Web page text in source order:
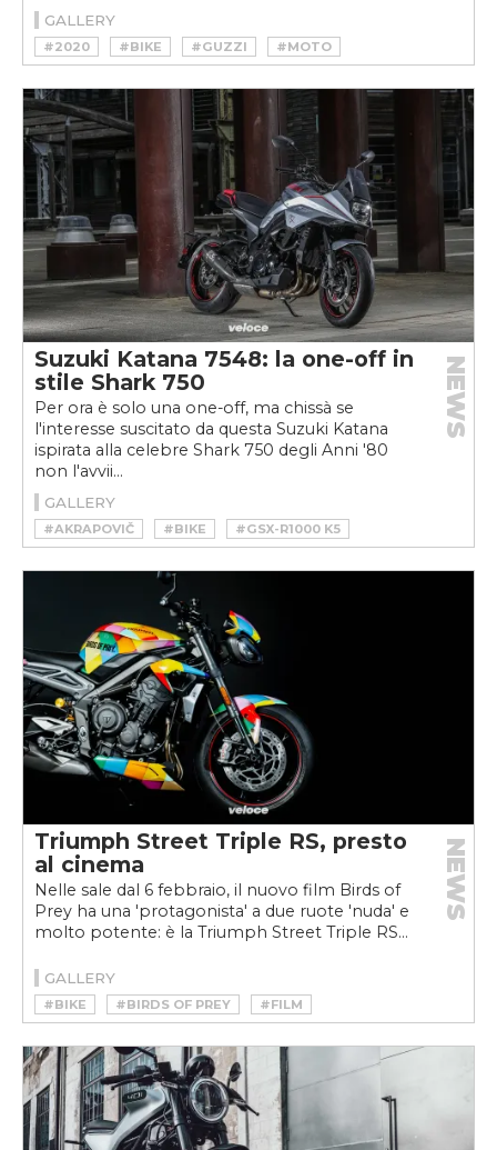
GALLERY
#2020 #BIKE #GUZZI
#MOTO
#MOTO GUZZI
#MOTO GUZZI FAST ENDURANCE
#SETTEMMEZZO
#V7 III
Suzuki Katana 7548: la one-off in
stile Shark 750
Per ora è solo una one-off, ma chissà se
l'interesse suscitato da questa Suzuki Katana
ispirata alla celebre Shark 750 degli Anni '80
non l'avvii...
NEWS
GALLERY
#AKRAPOVIČ #BIKE
#GSX-R1000 K5
#KATANA 7548
#MOTO
#SHARK 750
#SUZUKI
Triumph Street Triple RS, presto
al cinema
Nelle sale dal 6 febbraio, il nuovo film Birds of
Prey ha una 'protagonista' a due ruote 'nuda' e
molto potente: è la Triumph Street Triple RS...
NEWS
GALLERY
#BIKE #BIRDS OF PREY
#FILM
#HARLEY QUINN
#MOTO
#STREET TRIPLE
#STREET TRIPLE RS
#TRIUMPH
#TRIUMPH STREET TRIPLE RS